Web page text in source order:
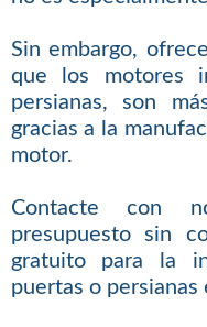
Sin embargo,
que los motores
persianas, son
gracias a la
motor.
Contacte con
presupuesto sin
gratuito para la
puertas o persianas